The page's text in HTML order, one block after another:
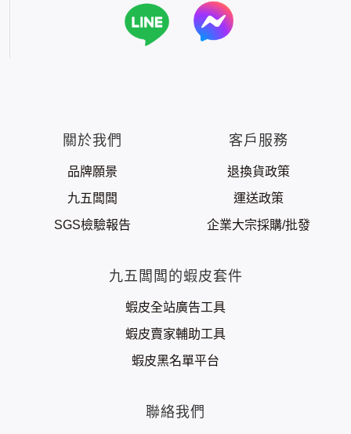
關於我們
品牌願景
九五闆闆
SGS檢驗報告
客戶服務
退換貨政策
運送政策
企業大宗採購/批發
九五闆闆的蝦皮套件
蝦皮全站廣告工具
蝦皮賣家輔助工具
蝦皮黑名單平台
聯絡我們